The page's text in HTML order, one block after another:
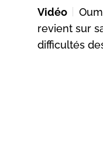
Vidéo
revient sur
difficultés